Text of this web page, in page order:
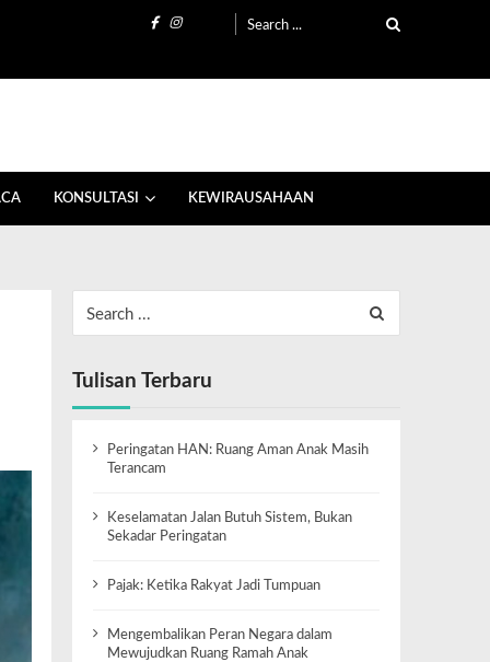
KONSULTASI KEWIRAUSAHAAN
Tulisan Terbaru
Peringatan HAN: Ruang Aman Anak Masih
Terancam
Keselamatan Jalan Butuh Sistem, Bukan
Sekadar Peringatan
Pajak: Ketika Rakyat Jadi Tumpuan
Mengembalikan Peran Negara dalam
Mewujudkan Ruang Ramah Anak